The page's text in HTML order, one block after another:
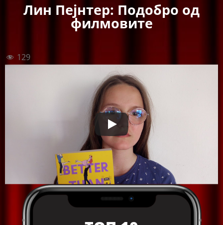
Лин Пејнтер: Подобро од
филмовите
129